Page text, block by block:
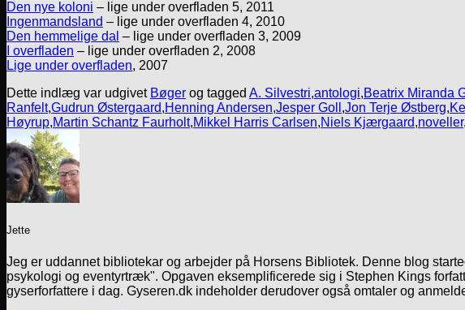
Den nye koloni – lige under overfladen 5, 2011
Ingenmandsland – lige under overfladen 4, 2010
Den hemmelige dal – lige under overfladen 3, 2009
I overfladen – lige under overfladen 2, 2008
Lige under overfladen, 2007
Dette indlæg var udgivet Bøger og tagged A. Silvestri,antologi,Beatrix Miranda
Ranfelt,Gudrun Østergaard,Henning Andersen,Jesper Goll ,Jon Terje Østberg,
Høyrup,Martin Schantz Faurholt,Mikkel Harris Carlsen,Niels Kjærgaard,noveller,
Jette
Jeg er uddannet bibliotekar og arbejder på Horsens Bibliotek. Denne blog
psykologi og eventyrtræk". Opgaven eksemplificerede sig i Stephen Kings
gyserforfattere i dag. Gyseren.dk indeholder derudover også omtaler og